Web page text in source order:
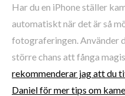
Har du en iPhone ställer
automatiskt när det är så
fotograferingen. Använder
större chans att fånga
rekommenderar jag att du
Daniel för mer tips om